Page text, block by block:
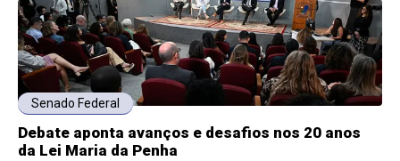
Senado Federal
Debate aponta avanços e desafios nos 20 anos
da Lei Maria da Penha